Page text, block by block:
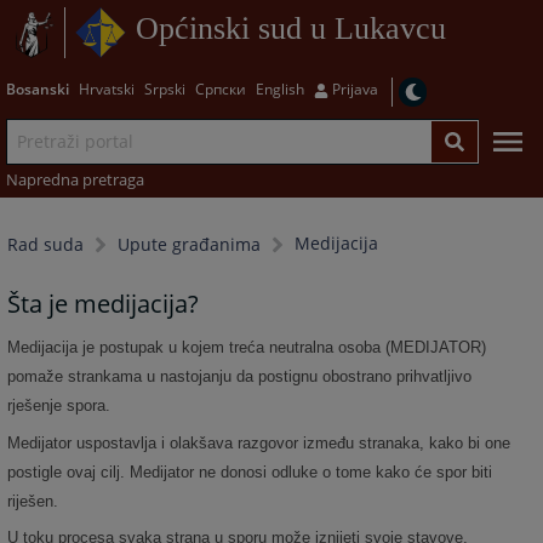
Općinski sud u Lukavcu
Bosanski Hrvatski Srpski Српски English Prijava
Napredna pretraga
Rad suda Upute građanima Medijacija
Šta je medijacija?
Medijacija je postupak u kojem treća neutralna osoba (MEDIJATOR)
pomaže strankama u nastojanju da postignu obostrano prihvatljivo
rješenje spora.
Medijator uspostavlja i olakšava razgovor između stranaka, kako bi one
postigle ovaj cilj. Medijator ne donosi odluke o tome kako će spor biti
riješen.
U toku procesa svaka strana u sporu može iznijeti svoje stavove,